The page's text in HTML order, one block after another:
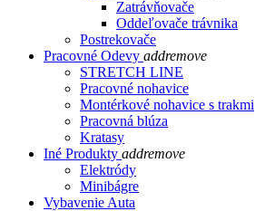
Zatrávňovače
Oddeľovače trávnika
Postrekovače
Pracovné Odevy addremove
STRETCH LINE
Pracovné nohavice
Montérkové nohavice s trakmi
Pracovná blúza
Kratasy
Iné Produkty addremove
Elektródy
Minibágre
Vybavenie Auta